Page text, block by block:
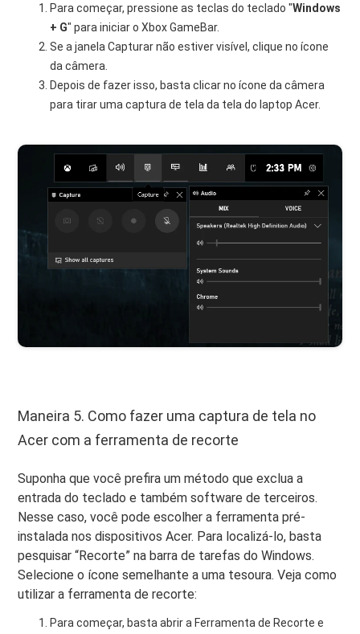
Para começar, pressione as teclas do teclado "Windows
+ G" para iniciar o Xbox GameBar.
Se a janela Capturar não estiver visível, clique no ícone
da câmera.
Depois de fazer isso, basta clicar no ícone da câmera
para tirar uma captura de tela da tela do laptop Acer.
Maneira 5. Como fazer uma captura de tela no
Acer com a ferramenta de recorte
Suponha que você prefira um método que exclua a
entrada do teclado e também software de terceiros.
Nesse caso, você pode escolher a ferramenta pré-
instalada nos dispositivos Acer. Para localizá-lo, basta
pesquisar “Recorte” na barra de tarefas do Windows.
Selecione o ícone semelhante a uma tesoura. Veja como
utilizar a ferramenta de recorte:
Para começar, basta abrir a Ferramenta de Recorte e